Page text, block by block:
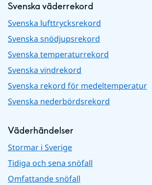
Svenska väderrekord
Svenska lufttrycksrekord
Svenska snödjupsrekord
Svenska temperaturrekord
Svenska vindrekord
Svenska rekord för medeltemperatur
Svenska nederbördsrekord
Väderhändelser
Stormar i Sverige
Tidiga och sena snöfall
Omfattande snöfall